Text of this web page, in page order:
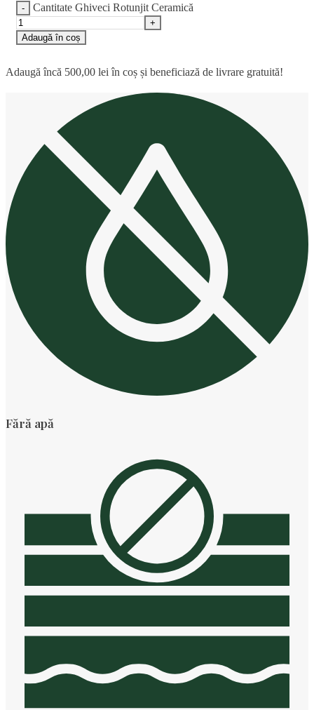
Cantitate Ghiveci Rotunjit Ceramică
Adaugă în coș
Adaugă încă 500,00 lei în coș și beneficiază de livrare gratuită!
Fără apă